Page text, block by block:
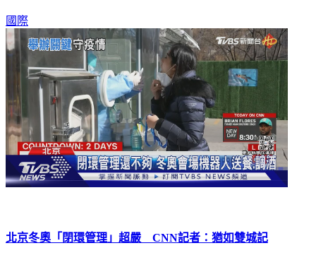
國際
北京冬奧「閉環管理」超嚴 CNN記者：猶如雙城記